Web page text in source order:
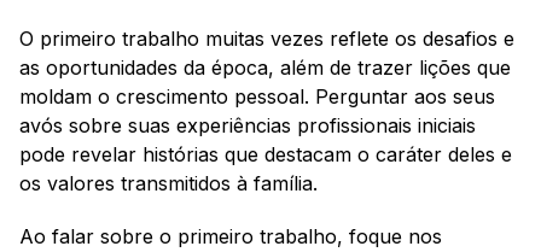
O primeiro trabalho muitas vezes reflete os desafios e
as oportunidades da época, além de trazer lições que
moldam o crescimento pessoal. Perguntar aos seus
avós sobre suas experiências profissionais iniciais
pode revelar histórias que destacam o caráter deles e
os valores transmitidos à família.
Ao falar sobre o primeiro trabalho, foque nos